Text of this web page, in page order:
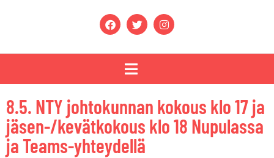
8.5. NTY johtokunnan kokous klo 17 ja
jäsen-/kevätkokous klo 18 Nupulassa
ja Teams-yhteydellä